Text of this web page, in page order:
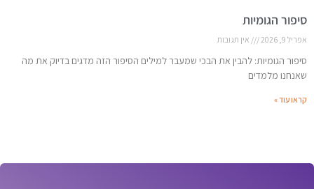
סיפור הגומיות
אפריל 9, 2026 אין תגובות
סיפור הגומיות: להבין את הבכי שמעבר למילים הסיפור הזה מדגים בדיוק את מה
שאנחנו מלמדים
קראו עוד »